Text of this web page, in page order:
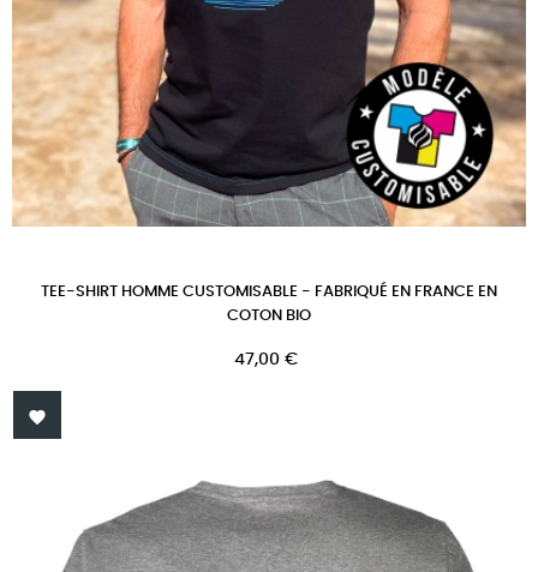
TEE-SHIRT HOMME CUSTOMISABLE - FABRIQUÉ EN FRANCE EN
COTON BIO
Prix
47,00 €
